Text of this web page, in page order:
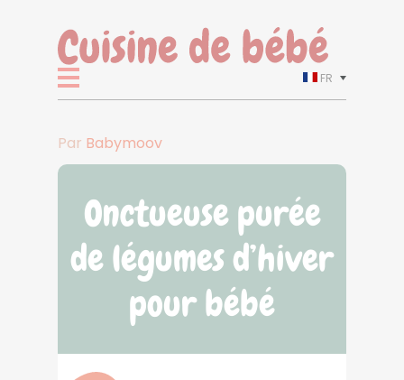
FR
Par Babymoov
Onctueuse purée
de légumes d’hiver
pour bébé